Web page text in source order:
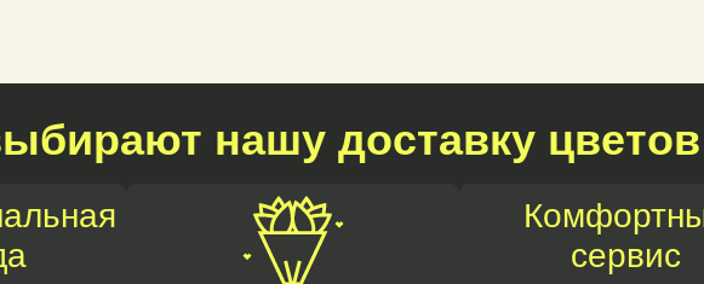
нашу доставку цветов
сервис